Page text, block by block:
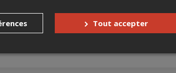
Tout accepter